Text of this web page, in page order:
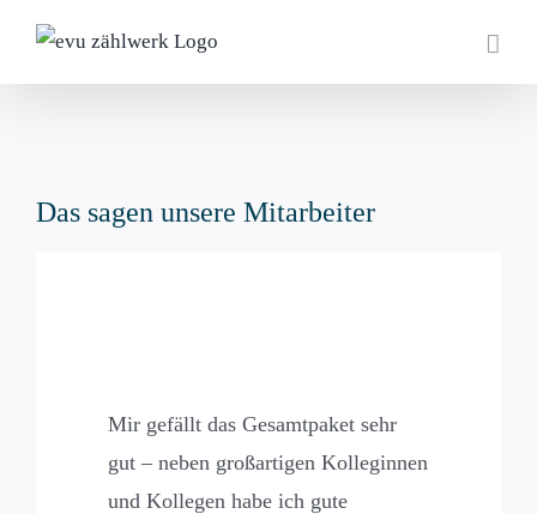
springen
Das sagen unsere Mitarbeiter
Mir gefällt das Gesamtpaket sehr
gut – neben großartigen Kolleginnen
und Kollegen habe ich gute